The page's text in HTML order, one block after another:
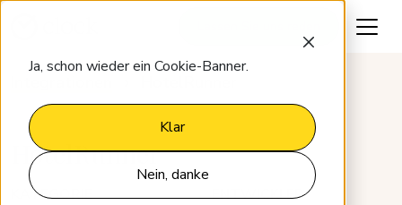
Ja, schon wieder ein Cookie-Banner.
Klar
Nein, danke
HotelRunner
KATEGORIE ENTWICKLER